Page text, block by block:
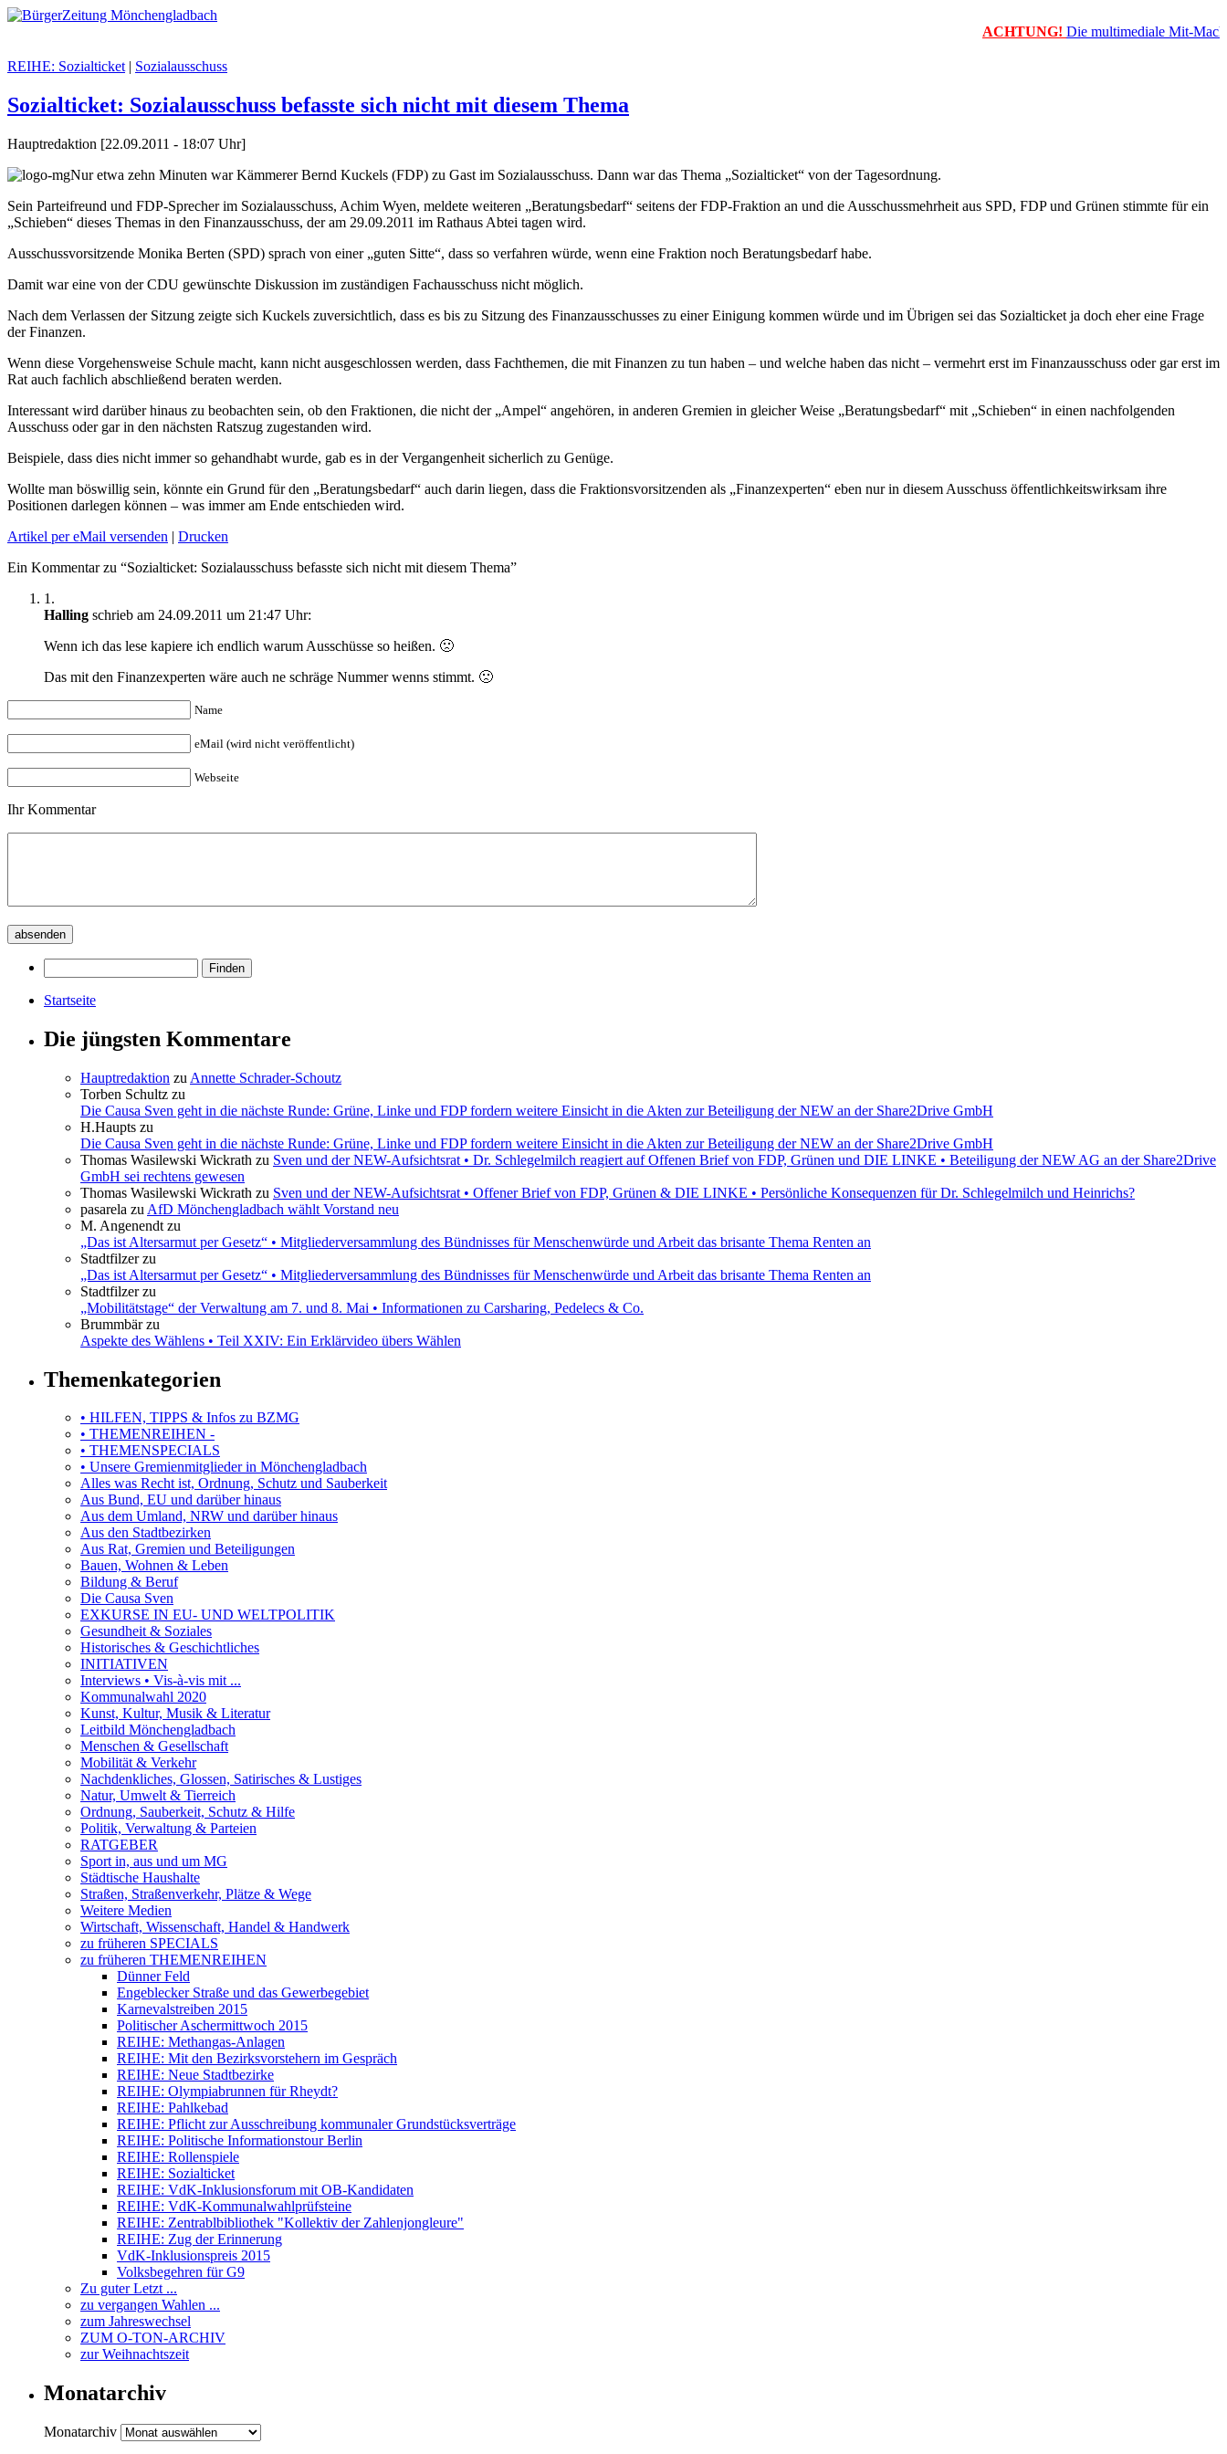
ACHTUNG!Die multimediale Mit-Mach-
REIHE: Sozialticket | Sozialausschuss
Sozialticket: Sozialausschuss befasste sich nicht mit diesem Thema
Hauptredaktion [22.09.2011 - 18:07 Uhr]
Nur etwa zehn Minuten war Kämmerer Bernd Kuckels (FDP) zu Gast im Sozialausschuss. Dann war das Thema „Sozialticket“ von der Tagesordnung.
Sein Parteifreund und FDP-Sprecher im Sozialausschuss, Achim Wyen, meldete weiteren „Beratungsbedarf“ seitens der FDP-Fraktion an und die Ausschussmehrheit aus SPD, FDP und Grünen stimmte für ein
„Schieben“ dieses Themas in den Finanzausschuss, der am 29.09.2011 im Rathaus Abtei tagen wird.
Ausschussvorsitzende Monika Berten (SPD) sprach von einer „guten Sitte“, dass so verfahren würde, wenn eine Fraktion noch Beratungsbedarf habe.
Damit war eine von der CDU gewünschte Diskussion im zuständigen Fachausschuss nicht möglich.
Nach dem Verlassen der Sitzung zeigte sich Kuckels zuversichtlich, dass es bis zu Sitzung des Finanzausschusses zu einer Einigung kommen würde und im Übrigen sei das Sozialticket ja doch eher eine Frage
der Finanzen.
Wenn diese Vorgehensweise Schule macht, kann nicht ausgeschlossen werden, dass Fachthemen, die mit Finanzen zu tun haben – und welche haben das nicht – vermehrt erst im Finanzausschuss oder gar erst im
Rat auch fachlich abschließend beraten werden.
Interessant wird darüber hinaus zu beobachten sein, ob den Fraktionen, die nicht der „Ampel“ angehören, in anderen Gremien in gleicher Weise „Beratungsbedarf“ mit „Schieben“ in einen nachfolgenden
Ausschuss oder gar in den nächsten Ratszug zugestanden wird.
Beispiele, dass dies nicht immer so gehandhabt wurde, gab es in der Vergangenheit sicherlich zu Genüge.
Wollte man böswillig sein, könnte ein Grund für den „Beratungsbedarf“ auch darin liegen, dass die Fraktionsvorsitzenden als „Finanzexperten“ eben nur in diesem Ausschuss öffentlichkeitswirksam ihre
Positionen darlegen können – was immer am Ende entschieden wird.
Artikel per eMail versenden | Drucken
Ein Kommentar zu “Sozialticket: Sozialausschuss befasste sich nicht mit diesem Thema”
1.
Halling schrieb am 24.09.2011 um 21:47 Uhr:
Wenn ich das lese kapiere ich endlich warum Ausschüsse so heißen. 🙁
Das mit den Finanzexperten wäre auch ne schräge Nummer wenns stimmt. 🙁
Name
eMail (wird nicht veröffentlicht)
Webseite
Ihr Kommentar
Startseite
Die jüngsten Kommentare
Hauptredaktion zu Annette Schrader-Schoutz
Torben Schultz zu
Die Causa Sven geht in die nächste Runde: Grüne, Linke und FDP fordern weitere Einsicht in die Akten zur Beteiligung der NEW an der Share2Drive GmbH
H.Haupts zu
Die Causa Sven geht in die nächste Runde: Grüne, Linke und FDP fordern weitere Einsicht in die Akten zur Beteiligung der NEW an der Share2Drive GmbH
Thomas Wasilewski Wickrath zu Sven und der NEW-Aufsichtsrat • Dr. Schlegelmilch reagiert auf Offenen Brief von FDP, Grünen und DIE LINKE • Beteiligung der NEW AG an der Share2Drive
GmbH sei rechtens gewesen
Thomas Wasilewski Wickrath zu Sven und der NEW-Aufsichtsrat • Offener Brief von FDP, Grünen & DIE LINKE • Persönliche Konsequenzen für Dr. Schlegelmilch und Heinrichs?
pasarela zu AfD Mönchengladbach wählt Vorstand neu
M. Angenendt zu
„Das ist Altersarmut per Gesetz“ • Mitgliederversammlung des Bündnisses für Menschenwürde und Arbeit das brisante Thema Renten an
Stadtfilzerzu
„Das ist Altersarmut per Gesetz“ • Mitgliederversammlung des Bündnisses für Menschenwürde und Arbeit das brisante Thema Renten an
Stadtfilzerzu
„Mobilitätstage“ der Verwaltung am 7. und 8. Mai • Informationen zu Carsharing, Pedelecs & Co.
Brummbärzu
Aspekte des Wählens • Teil XXIV: Ein Erklärvideo übers Wählen
Themenkategorien
• HILFEN, TIPPS & Infos zu BZMG
• THEMENREIHEN -
• THEMENSPECIALS
• Unsere Gremienmitglieder in Mönchengladbach
Alles was Recht ist, Ordnung, Schutz und Sauberkeit
Aus Bund, EU und darüber hinaus
Aus dem Umland, NRW und darüber hinaus
Aus den Stadtbezirken
Aus Rat, Gremien und Beteiligungen
Bauen, Wohnen & Leben
Bildung & Beruf
Die Causa Sven
EXKURSE IN EU- UND WELTPOLITIK
Gesundheit & Soziales
Historisches & Geschichtliches
INITIATIVEN
Interviews • Vis-à-vis mit ...
Kommunalwahl 2020
Kunst, Kultur, Musik & Literatur
Leitbild Mönchengladbach
Menschen & Gesellschaft
Mobilität & Verkehr
Nachdenkliches, Glossen, Satirisches & Lustiges
Natur, Umwelt & Tierreich
Ordnung, Sauberkeit, Schutz & Hilfe
Politik, Verwaltung & Parteien
RATGEBER
Sport in, aus und um MG
Städtische Haushalte
Straßen, Straßenverkehr, Plätze & Wege
Weitere Medien
Wirtschaft, Wissenschaft, Handel & Handwerk
zu früheren SPECIALS
zu früheren THEMENREIHEN
Dünner Feld
Engeblecker Straße und das Gewerbegebiet
Karnevalstreiben 2015
Politischer Aschermittwoch 2015
REIHE: Methangas-Anlagen
REIHE: Mit den Bezirksvorstehern im Gespräch
REIHE: Neue Stadtbezirke
REIHE: Olympiabrunnen für Rheydt?
REIHE: Pahlkebad
REIHE: Pflicht zur Ausschreibung kommunaler Grundstücksverträge
REIHE: Politische Informationstour Berlin
REIHE: Rollenspiele
REIHE: Sozialticket
REIHE: VdK-Inklusionsforum mit OB-Kandidaten
REIHE: VdK-Kommunal­wahl­prüfsteine
REIHE: Zentrablbibliothek "Kollektiv der Zahlenjong­leure"
REIHE: Zug der Erinnerung
VdK-Inklusionspreis 2015
Volksbegehren für G9
Zu guter Letzt ...
zu vergangen Wahlen ...
zum Jahreswechsel
ZUM O-TON-ARCHIV
zur Weihnachtszeit
Monatarchiv
Monatarchiv